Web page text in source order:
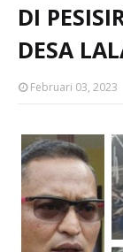
DI
DESA
Februari 03, 2023